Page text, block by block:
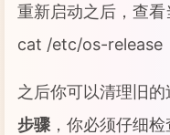
重新启动之后，查看
cat /etc/os-release
之后你可以清理旧的
步骤 ，你必须仔细